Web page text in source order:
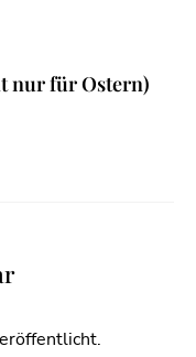
nur für Ostern)